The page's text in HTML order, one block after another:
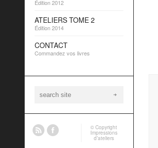
Édition 2012
ATELIERS TOME 2
Édition 2014
CONTACT
Commandez vos livres
© Copyright
Impressions
d’ateliers